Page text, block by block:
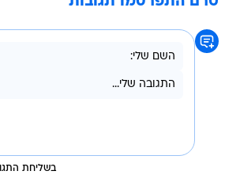
בשליחת